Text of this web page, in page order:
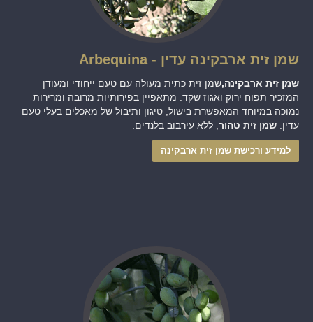
שמן זית ארבקינה עדין - Arbequina
שמן זית ארבקינה,שמן זית כתית מעולה עם טעם ייחודי ומעודן
המזכיר תפוח ירוק ואגוז שקד. מתאפיין בפירותיות מרובה ומרירות
נמוכה במיוחד המאפשרת בישול, טיגון ותיבול של מאכלים בעלי טעם
עדין. שמן זית טהור , ללא עירבוב בלנדים.
למידע ורכישת שמן זית ארבקינה